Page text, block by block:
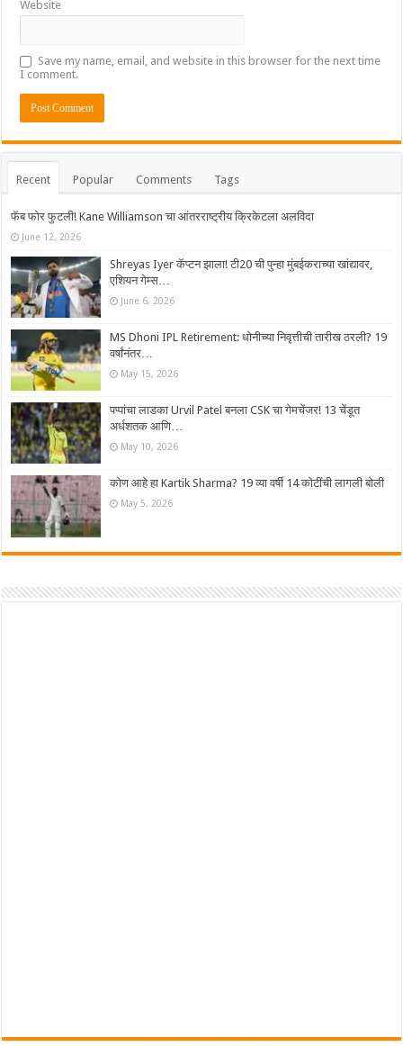
Website
Save my name, email, and website in this browser for the next time
I comment.
Recent Popular Comments Tags
फॅब फोर फुटली! Kane Williamson चा आंतरराष्ट्रीय क्रिकेटला अलविदा
June 12, 2026
Shreyas Iyer कॅप्टन झाला! टी20 ची पुन्हा मुंबईकराच्या खांद्यावर,
एशियन गेम्स…
June 6, 2026
MS Dhoni IPL Retirement: धोनीच्या निवृत्तीची तारीख ठरली? 19
वर्षांनंतर…
May 15, 2026
पप्पांचा लाडका Urvil Patel बनला CSK चा गेमचेंजर! 13 चेंडूत
अर्धशतक आणि…
May 10, 2026
कोण आहे हा Kartik Sharma? 19 व्या वर्षी 14 कोटींची लागली बोली
May 5, 2026